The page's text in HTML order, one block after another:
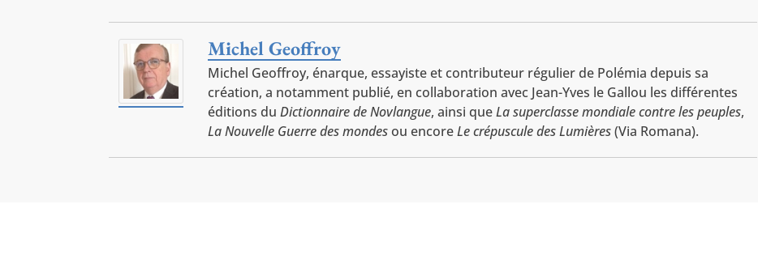
Michel Geoffroy
Michel Geoffroy, énarque, essayiste et contributeur régulier de Polémia depuis sa
création, a notamment publié, en collaboration avec Jean-Yves le Gallou les différentes
éditions duDictionnaire de Novlangue, ainsi queLa superclasse mondiale contre les peuples,
La Nouvelle Guerre des mondes ou encoreLe crépuscule des Lumières(Via Romana).